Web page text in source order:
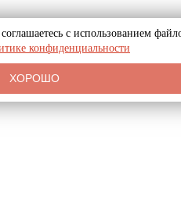
с использованием
конфиденциальности
ХОРОШО